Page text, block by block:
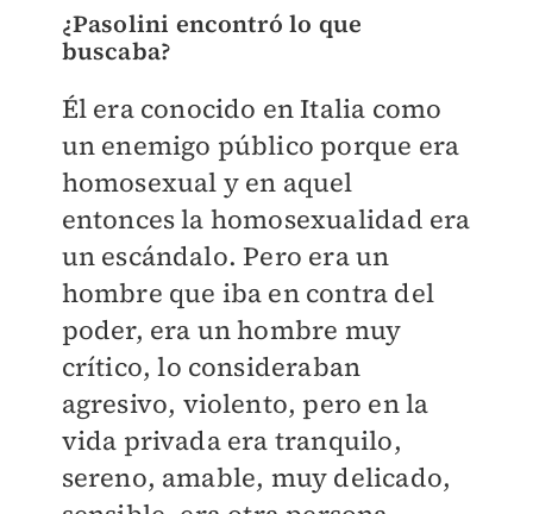
¿Pasolini encontró lo que
buscaba?
Él era conocido en Italia como
un enemigo público porque era
homosexual y en aquel
entonces la homosexualidad era
un escándalo. Pero era un
hombre que iba en contra del
poder, era un hombre muy
crítico, lo consideraban
agresivo, violento, pero en la
vida privada era tranquilo,
sereno, amable, muy delicado,